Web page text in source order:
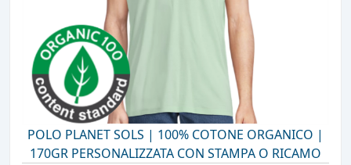
POLO PLANET SOLS | 100% COTONE ORGANICO |
170GR PERSONALIZZATA CON STAMPA O RICAMO